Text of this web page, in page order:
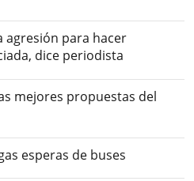
agresión para hacer
dice periodista
mejores propuestas del
esperas de buses